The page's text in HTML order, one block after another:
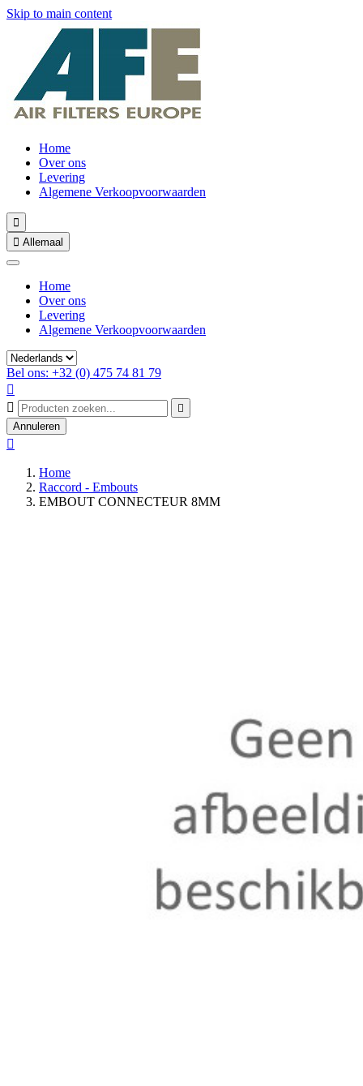
Skip to main content
Home
Over ons
Levering
Algemene Verkoopvoorwaarden

 Allemaal
Home
Over ons
Levering
Algemene Verkoopvoorwaarden
Bel ons: +32 (0) 475 74 81 79



Annuleren

Home
Raccord - Embouts
EMBOUT CONNECTEUR 8MM